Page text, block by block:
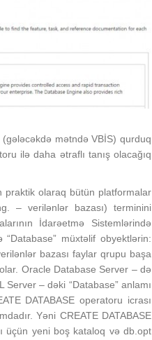
mətndə VBİS) qurduq
ilə daha ətraflı tanış olacağıq
praktik olaraq bütün platformalar
– verilənlər bazası) terminini
İdarəetmə Sistemlərində
müxtəlif obyektlərin:
bazası faylar qrupu başa
Oracle Database Server – də
– dəki “Database” anlamı
DATABASE operatoru icrası
Yəni CREATE DATABASE
üçün yeni boş kataloq və db.opt